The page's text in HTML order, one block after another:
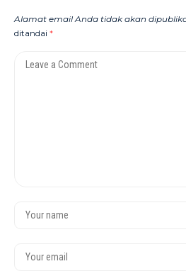
Alamat email Anda tidak akan
ditandai *